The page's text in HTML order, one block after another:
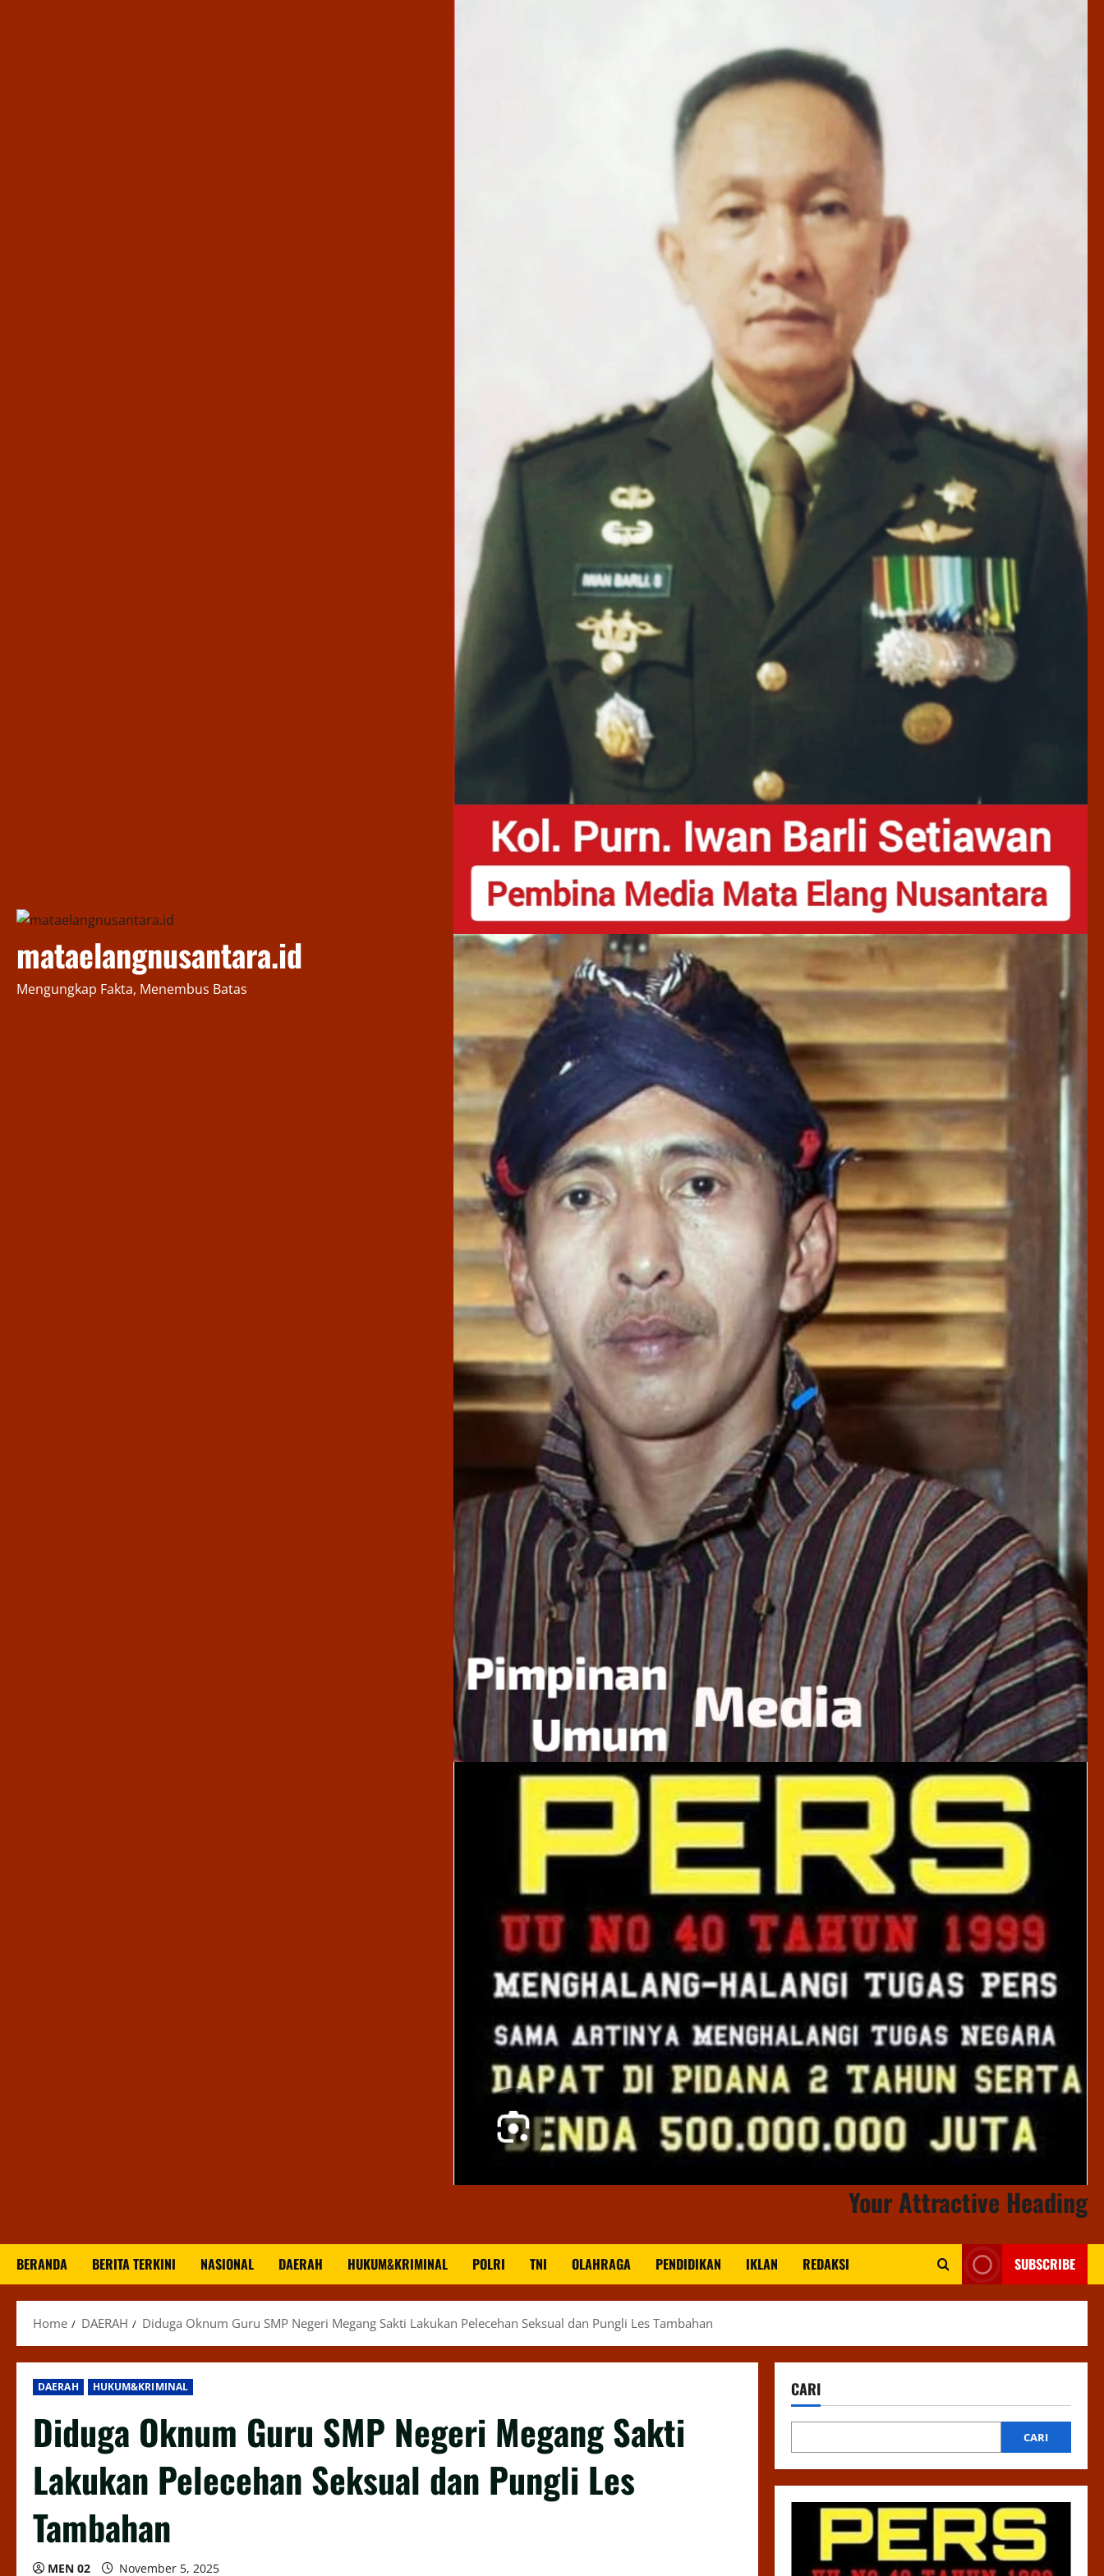
mataelangnusantara.id
Mengungkap Fakta, Menembus Batas
Your Attractive Heading
BERANDA BERITA TERKINI NASIONAL DAERAH HUKUM&KRIMINAL POLRI TNI OLAHRAGA PENDIDIKAN IKLAN REDAKSI SUBSCRIBE
Home DAERAH Diduga Oknum Guru SMP Negeri Megang Sakti Lakukan Pelecehan Seksual dan Pungli Les Tambahan
DAERAH HUKUM&KRIMINAL
Diduga Oknum Guru SMP Negeri Megang Sakti
Lakukan Pelecehan Seksual dan Pungli Les
Tambahan
MEN 02 November 5, 2025
CARI
CARI